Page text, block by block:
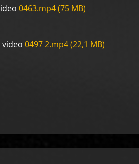
0463.mp4 (75 MB)
0497 2.mp4 (22,1 MB)